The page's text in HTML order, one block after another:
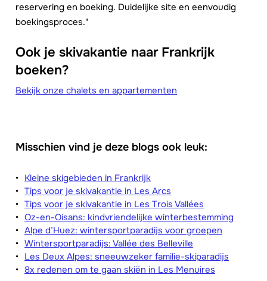
reservering en boeking. Duidelijke site en eenvoudig
boekingsproces."
Ook je skivakantie naar Frankrijk
boeken?
Bekijk onze chalets en appartementen
Misschien vind je deze blogs ook leuk:
Kleine skigebieden in Frankrijk
Tips voor je skivakantie in Les Arcs
Tips voor je skivakantie in Les Trois Vallées
Oz-en-Oisans: kindvriendelijke winterbestemming
Alpe d’Huez: wintersportparadijs voor groepen
Wintersportparadijs: Vallée des Belleville
Les Deux Alpes: sneeuwzeker familie-skiparadijs
8x redenen om te gaan skiën in Les Menuires